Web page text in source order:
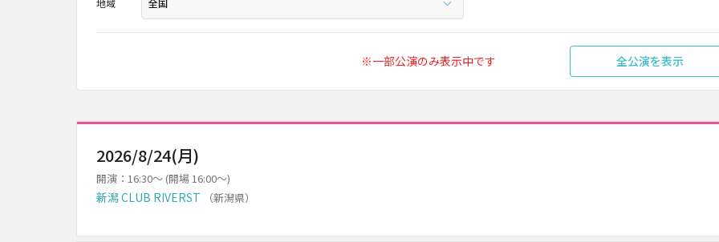
地域
※一部公演のみ表示中です 全公演を表示
2026/8/24(月)
開演：16:30～ (開場 16:00～)
新潟 CLUB RIVERST （新潟県）